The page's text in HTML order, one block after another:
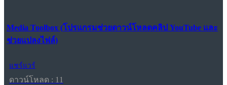
Media Toolbox (โปรแกรมช่วยดาวน์โหลดคลิป YouTube และ
ช่วยแปลงไฟล์)
แชร์แวร์
ดาวน์โหลด : 11